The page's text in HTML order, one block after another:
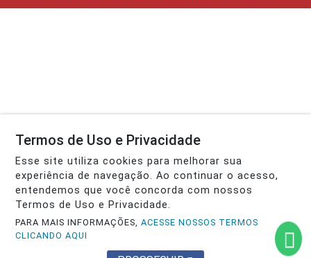
Termos de Uso e Privacidade
Esse site utiliza cookies para melhorar sua
experiência de navegação. Ao continuar o acesso,
entendemos que você concorda com nossos
Termos de Uso e Privacidade.
PARA MAIS INFORMAÇÕES,ACESSE NOSSOS TERMOS
CLICANDO AQUI